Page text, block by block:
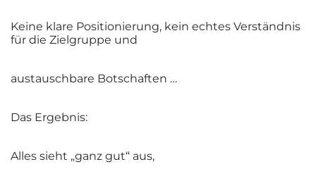
Keine klare Positionierung, kein echtes Verständnis
für die Zielgruppe und
austauschbare Botschaften …
Das Ergebnis:
Alles sieht „ganz gut“ aus,